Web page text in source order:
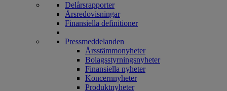
Delårsrapporter
Årsredovisningar
Finansiella definitioner
Pressmeddelanden
Årsstämmonyheter
Bolagsstyrningsnyheter
Finansiella nyheter
Koncernnyheter
Produktnyheter